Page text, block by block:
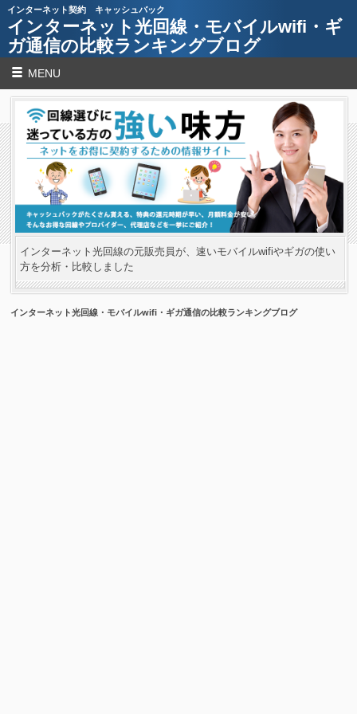
インターネット契約 キャッシュバック
インターネット光回線・モバイルwifi・ギ
ガ通信の比較ランキングブログ
MENU
インターネット光回線の元販売員が、速いモバイルwifiやギガの使い
方を分析・比較しました
インターネット光回線・モバイルwifi・ギガ通信の比較ランキングブログ